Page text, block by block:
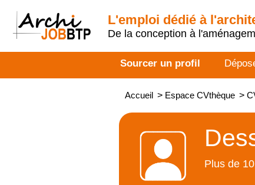
L'emploi dédié à
De la conception à
Sourcer un profil
Accueil > Espace CVthèque >
Plus de